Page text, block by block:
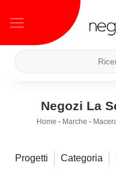
Negozi La
Home - Marche -
Progetti Categoria